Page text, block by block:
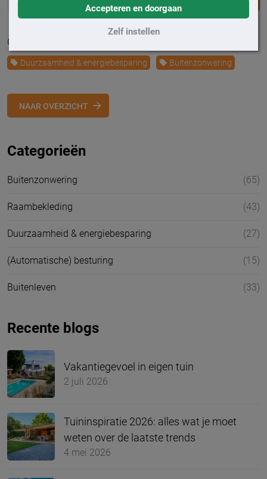
Accepteren en doorgaan
Zelf instellen
Geplaatst op 19 april 2021
Duurzaamheid & energiebesparing Buitenzonwering
NAAR OVERZICHT
Categorieën
Buitenzonwering (65)
Raambekleding (43)
Duurzaamheid & energiebesparing (27)
(Automatische) besturing (15)
Buitenleven (33)
Recente blogs
Vakantiegevoel in eigen tuin
2 juli 2026
Tuininspiratie 2026: alles wat je moet
weten over de laatste trends
4 mei 2026